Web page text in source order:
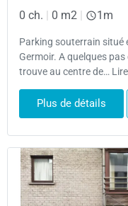
0 ch. 0 m2 1m
Parking souterrain situé
Germoir. A quelques pas
trouve au centre de…
Plus de détails